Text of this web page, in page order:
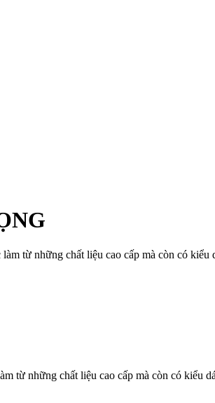
từ những chất liệu cao cấp mà còn có
từ những chất liệu cao cấp mà còn có kiểu